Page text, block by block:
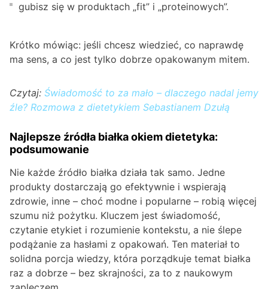
gubisz się w produktach „fit” i „proteinowych”.
Krótko mówiąc: jeśli chcesz wiedzieć, co naprawdę
ma sens, a co jest tylko dobrze opakowanym mitem.
Czytaj: Świadomość to za mało – dlaczego nadal jemy
źle? Rozmowa z dietetykiem Sebastianem Dzułą
Najlepsze źródła białka okiem dietetyka:
podsumowanie
Nie każde źródło białka działa tak samo. Jedne
produkty dostarczają go efektywnie i wspierają
zdrowie, inne – choć modne i popularne – robią więcej
szumu niż pożytku. Kluczem jest świadomość,
czytanie etykiet i rozumienie kontekstu, a nie ślepe
podążanie za hasłami z opakowań. Ten materiał to
solidna porcja wiedzy, która porządkuje temat białka
raz a dobrze – bez skrajności, za to z naukowym